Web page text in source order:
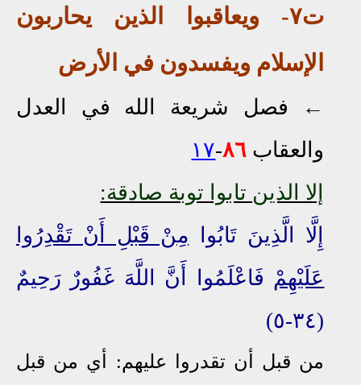
ت٧- ويعاقبوا الذين يحاربون
الإسلام ويفسدون في الأرض
←
فصل شريعة الله في العدل
والعقاب
٨٦ -١٧
إلا الذين تابوا توبة صادقة:
إِلَّا الَّذِينَ تَابُوا مِنْ قَبْلِ أَنْ تَقْدِرُوا
عَلَيْهِمْ فَاعْلَمُوا أَنَّ اللَّهَ غَفُورٌ رَحِيمٌ
(٣٤-٥)
من قبل أن تقدروا عليهم: أي من قبل